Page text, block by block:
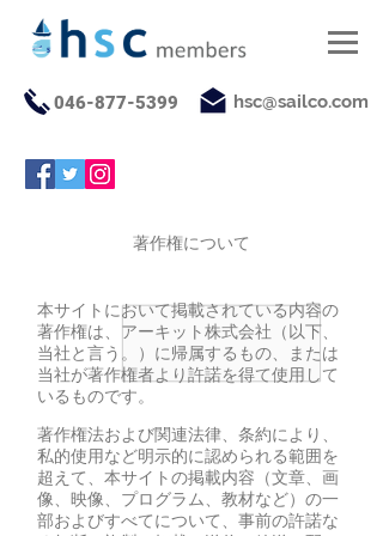
046-877-5399 hsc@sailco.com
著作権について
本サイトにおいて掲載されている内容の
著作権は、アーキット株式会社（以下、
当社と言う。）に帰属するもの、または
当社が著作権者より許諾を得て使用して
いるものです。
著作権法および関連法律、条約により、
私的使用など明示的に認められる範囲を
超えて、本サイトの掲載内容（文章、画
像、映像、プログラム、教材など）の一
部およびすべてについて、事前の許諾な